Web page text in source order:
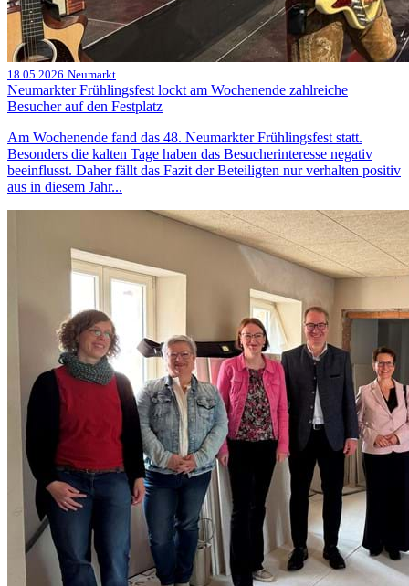
18.05.2026 Neumarkt
Neumarkter Frühlingsfest lockt am Wochenende zahlreiche
Besucher auf den Festplatz
Am Wochenende fand das 48. Neumarkter Frühlingsfest statt.
Besonders die kalten Tage haben das Besucherinteresse negativ
beeinflusst. Daher fällt das Fazit der Beteiligten nur verhalten positiv
aus in diesem Jahr...